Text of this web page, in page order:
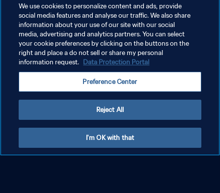
We use cookies to personalize content and ads, provide
social media features and analyse our traffic. We also share
information about your use of our site with our social
media, advertising and analytics partners. You can select
your cookie preferences by clicking on the buttons on the
right and place a do not sell or share my personal
information request. Data Protection Portal
Preference Center
Reject All
I'm OK with that